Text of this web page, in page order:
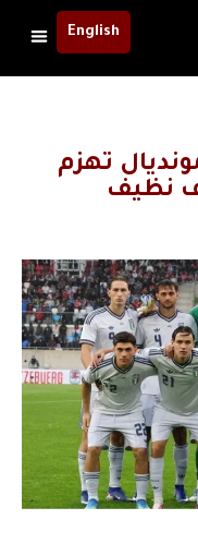
English
تهزم
نظيف